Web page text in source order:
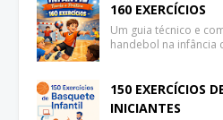
160 EXERCÍCIOS
Um guia técnico e
handebol na infância
150 EXERCÍCIOS
INICIANTES